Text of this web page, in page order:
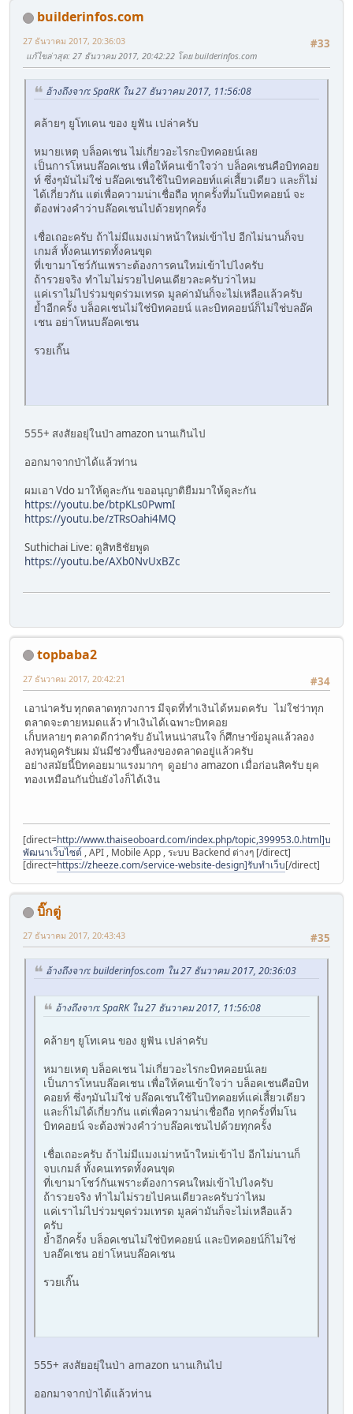
builderinfos.com
#33
27 ธันวาคม 2017, 20:36:03
แก้ไขล่าสุด: 27 ธันวาคม 2017, 20:42:22 โดย builderinfos.com
อ้างถึงจาก: SpaRK ใน 27 ธันวาคม 2017, 11:56:08
คล้ายๆ ยูโทเคน ของ ยูฟัน เปล่าครับ
หมายเหตุ บล็อคเชน ไม่เกี่ยวอะไรกะบิทคอยน์เลย
เป็นการโหนบล๊อคเชน เพื่อให้คนเข้าใจว่า บล็อคเชนคือบิทคอย
ท์ ซึ่งๆมันไม่ใช่ บล๊อคเชนใช้ในบิทคอยท์แค่เสี้ยวเดียว และก็ไม่
ได้เกี่ยวกัน แต่เพื่อความน่าเชื่อถือ ทุกครั้งที่มโนบิทคอยน์ จะ
ต้องพ่วงคำว่าบล๊อคเชนไปด้วยทุกครั้ง
เชื่อเถอะครับ ถ้าไม่มีแมงเม่าหน้าใหม่เข้าไป อีกไม่นานก็จบ
เกมส์ ทั้งคนเทรดทั้งคนขุด
ที่เขามาโชว์กันเพราะต้องการคนใหม่เข้าไปไงครับ
ถ้ารวยจริง ทำไมไม่รวยไปคนเดียวละครับว่าไหม
แค่เราไม่ไปร่วมขุดร่วมเทรด มูลค่ามันก็จะไม่เหลือแล้วครับ
ย้ำอีกครั้ง บล็อคเชนไม่ใช่บิทคอยน์ และบิทคอยน์ก็ไม่ใช่บลอ๊ค
เชน อย่าโหนบล๊อคเชน
รวยเกิ๊น
555+ สงสัยอยุ่ในป่า amazon นานเกินไป
ออกมาจากป่าได้แล้วท่าน
ผมเอา Vdo มาให้ดูละกัน ขออนุญาติยืมมาให้ดูละกัน
https://youtu.be/btpKLs0PwmI
https://youtu.be/zTRsOahi4MQ
Suthichai Live: ดูสิทธิชัยพูด
https://youtu.be/AXb0NvUxBZc
topbaba2
#34
27 ธันวาคม 2017, 20:42:21
เอาน่าครับ ทุกตลาดทุกวงการ มีจุดที่ทำเงินได้หมดครับ ไม่ใช่ว่าทุก
ตลาดจะตายหมดแล้ว ทำเงินได้เฉพาะบิทคอย
เก็บหลายๆ ตลาดดีกว่าครับ อันไหนน่าสนใจ ก็ศึกษาข้อมูลแล้วลอง
ลงทุนดูครับผม มันมีช่วงขึ้นลงของตลาดอยู่แล้วครับ
อย่างสมัยนี้บิทคอยมาแรงมากๆ ดูอย่าง amazon เมื่อก่อนสิครับ ยุค
ทองเหมือนกันปั่นยังไงก็ได้เงิน
[direct=http://www.thaiseoboard.com/index.php/topic,399953.0.html]บริการ
พัฒนาเว็บไซต์, API , Mobile App , ระบบ Backend ต่างๆ [/direct]
[direct=https://zheeze.com/service-website-design]รับทำเว็บ[/direct]
บิ๊กตู่
#35
27 ธันวาคม 2017, 20:43:43
อ้างถึงจาก: builderinfos.com ใน 27 ธันวาคม 2017, 20:36:03
อ้างถึงจาก: SpaRK ใน 27 ธันวาคม 2017, 11:56:08
คล้ายๆ ยูโทเคน ของ ยูฟัน เปล่าครับ
หมายเหตุ บล็อคเชน ไม่เกี่ยวอะไรกะบิทคอยน์เลย
เป็นการโหนบล๊อคเชน เพื่อให้คนเข้าใจว่า บล็อคเชนคือบิท
คอยท์ ซึ่งๆมันไม่ใช่ บล๊อคเชนใช้ในบิทคอยท์แค่เสี้ยวเดียว
และก็ไม่ได้เกี่ยวกัน แต่เพื่อความน่าเชื่อถือ ทุกครั้งที่มโน
บิทคอยน์ จะต้องพ่วงคำว่าบล๊อคเชนไปด้วยทุกครั้ง
เชื่อเถอะครับ ถ้าไม่มีแมงเม่าหน้าใหม่เข้าไป อีกไม่นานก็
จบเกมส์ ทั้งคนเทรดทั้งคนขุด
ที่เขามาโชว์กันเพราะต้องการคนใหม่เข้าไปไงครับ
ถ้ารวยจริง ทำไมไม่รวยไปคนเดียวละครับว่าไหม
แค่เราไม่ไปร่วมขุดร่วมเทรด มูลค่ามันก็จะไม่เหลือแล้ว
ครับ
ย้ำอีกครั้ง บล็อคเชนไม่ใช่บิทคอยน์ และบิทคอยน์ก็ไม่ใช่
บลอ๊คเชน อย่าโหนบล๊อคเชน
รวยเกิ๊น
555+ สงสัยอยุ่ในป่า amazon นานเกินไป
ออกมาจากป่าได้แล้วท่าน